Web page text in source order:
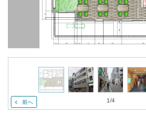
前へ 1/4